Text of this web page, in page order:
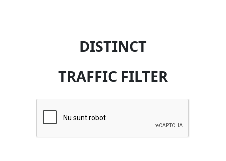
DISTINCT
TRAFFIC FILTER